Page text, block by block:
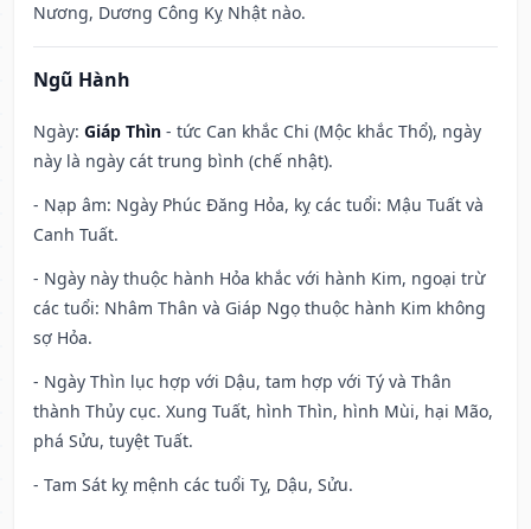
Nương, Dương Công Kỵ Nhật nào.
Ngũ Hành
Ngày: Giáp Thìn - tức Can khắc Chi (Mộc khắc Thổ), ngày
này là ngày cát trung bình (chế nhật).
- Nạp âm: Ngày Phúc Đăng Hỏa, kỵ các tuổi: Mậu Tuất và
Canh Tuất.
- Ngày này thuộc hành Hỏa khắc với hành Kim, ngoại trừ
các tuổi: Nhâm Thân và Giáp Ngọ thuộc hành Kim không
sợ Hỏa.
- Ngày Thìn lục hợp với Dậu, tam hợp với Tý và Thân
thành Thủy cục. Xung Tuất, hình Thìn, hình Mùi, hại Mão,
phá Sửu, tuyệt Tuất.
- Tam Sát kỵ mệnh các tuổi Tỵ, Dậu, Sửu.